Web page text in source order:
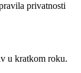
privatnosti
u kratkom roku.